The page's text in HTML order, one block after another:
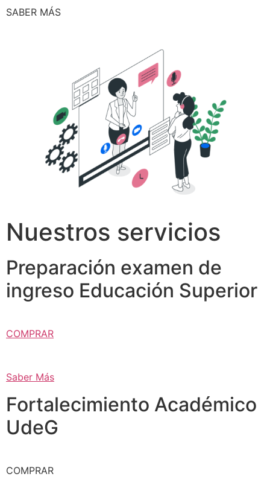
SABER MÁS
Nuestros servicios
Preparación examen de
ingreso Educación Superior
COMPRAR
Saber Más
Fortalecimiento Académico
UdeG
COMPRAR